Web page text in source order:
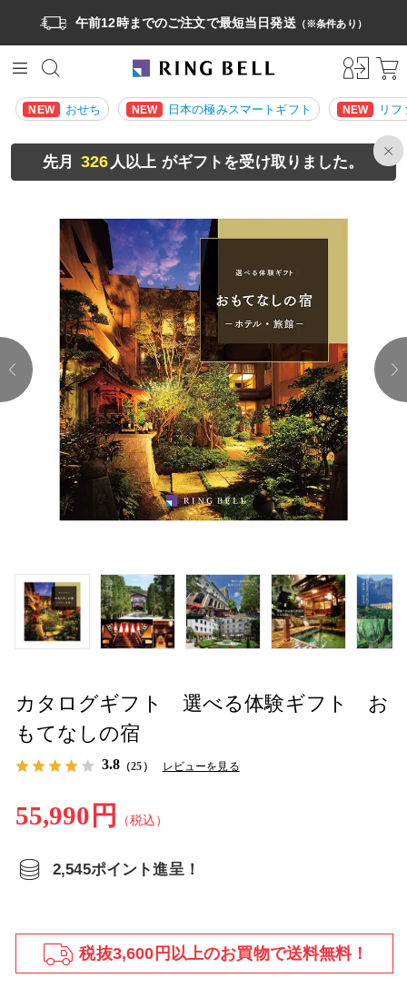
午前12時までのご注文で最短当日発送（※条件あり）
NEW おせち NEW 日本の極みスマートギフト NEW リ
先月 326 人以上 がギフトを受け取りました。
prev
カタログギフト 選べる体験ギフト お
もてなしの宿
3.8 （25） レビューを見る
55,990円 （税込）
2,545ポイント進呈！
税抜3,600円以上のお買物で送料無料！